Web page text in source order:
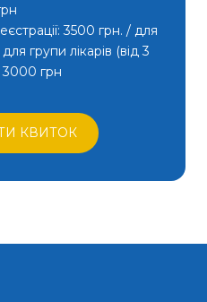
3500 грн. / для
групи лікарів (від 3
3000 грн
КВИТОК